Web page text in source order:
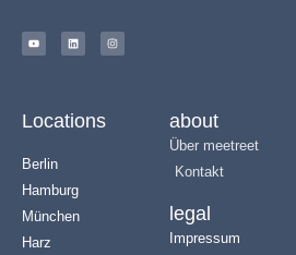
Locations
Berlin
Hamburg
München
Harz
about
Über meetreet
Kontakt
legal
Impressum